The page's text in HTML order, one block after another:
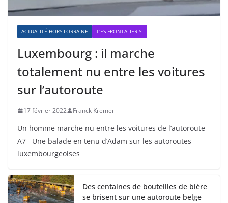
ACTUALITÉ HORS LORRAINE T'ES FRONTALIER SI
Luxembourg : il marche
totalement nu entre les voitures
sur l’autoroute
17 février 2022 Franck Kremer
Un homme marche nu entre les voitures de l’autoroute
A7 Une balade en tenu d’Adam sur les autoroutes
luxembourgeoises
Des centaines de bouteilles de bière
se brisent sur une autoroute belge